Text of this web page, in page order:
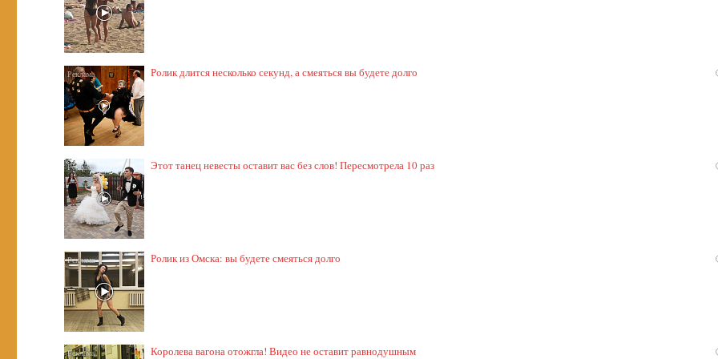
Ролик длится несколько секунд, а смеяться вы будете долго
Этот танец невесты оставит вас без слов! Пересмотрела 10 раз
Ролик из Омска: вы будете смеяться долго
Королева вагона отожгла! Видео не оставит равнодушным